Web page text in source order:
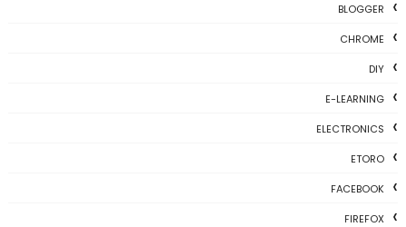
BLOGGER
CHROME
DIY
E-LEARNING
ELECTRONICS
ETORO
FACEBOOK
FIREFOX